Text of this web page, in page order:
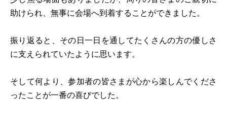
助けられ、無事に会場へ到着することができました。
振り返ると、その日一日を通してたくさんの方の優しさ
に支えられていたように思います。
そして何より、参加者の皆さまが心から楽しんでくださ
ったことが一番の喜びでした。